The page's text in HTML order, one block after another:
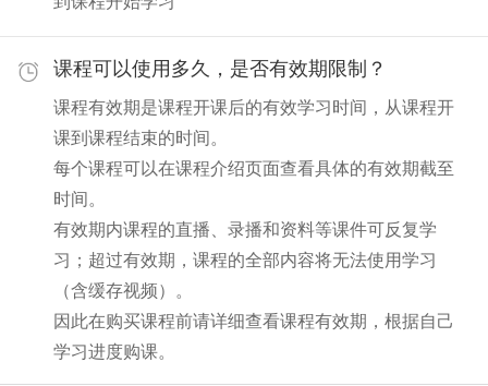
课程可以使用多久，是否有效期限制？
课程有效期是课程开课后的有效学习时间，从课程开
课到课程结束的时间。
每个课程可以在课程介绍页面查看具体的有效期截至
时间。
有效期内课程的直播、录播和资料等课件可反复学
习；超过有效期，课程的全部内容将无法使用学习
（含缓存视频）。
因此在购买课程前请详细查看课程有效期，根据自己
学习进度购课。